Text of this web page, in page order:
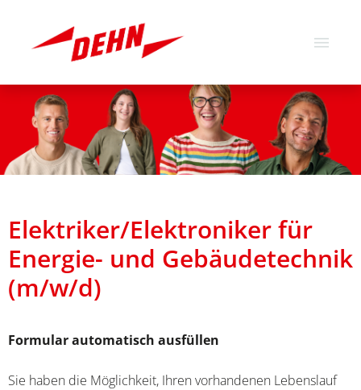
Deutsch Englisch
Stellenangebote
Über uns
Elektriker/Elektroniker für
Energie- und Gebäudetechnik
(m/w/d)
Formular automatisch ausfüllen
Sie haben die Möglichkeit, Ihren vorhandenen Lebenslauf